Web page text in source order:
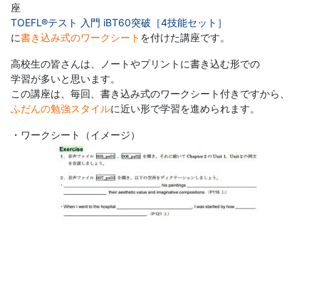
け
英
語
通
座
TOEFL®テスト 入門 iBT60突破［4技能セット］
に書き込み式のワークシート を付けた講座です。
高校生の皆さんは、ノートやプリントに書き込む形での
学習が多いと思います。
この講座は、毎回、書き込み式のワークシート付きですから、
ふだんの勉強スタイルに近い形で学習を進められます。
・ワークシート（イメージ）